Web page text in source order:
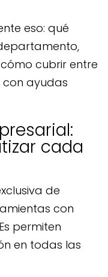
eso: qué
cubrir entre
con ayudas
cada
de
con
permiten
en todas las